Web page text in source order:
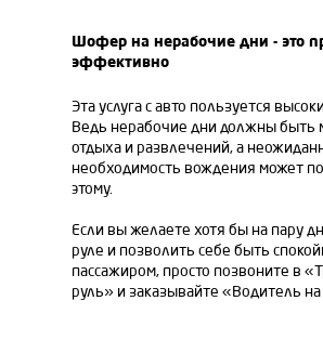
Эта услуга с авто пользуется
Ведь нерабочие дни должны быть
отдыха и развлечений, а
необходимость вождения может
этому.
Если вы желаете хотя бы на пару
руле и позволить себе быть
пассажиром, просто позвоните в
руль» и заказывайте «Водитель
Шофер на нерабочие дни - это
эффективно